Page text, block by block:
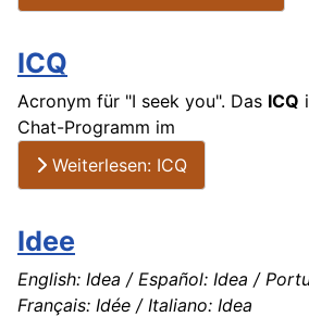
ICQ
Acronym für "I seek you". Das ICQ
Chat-Programm im
Weiterlesen: ICQ
Idee
English: Idea / Español: Idea /
Français: Idée / Italiano: Idea